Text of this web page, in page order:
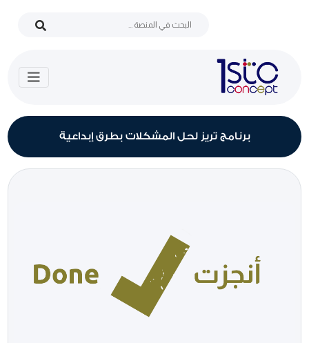
برنامج تريز لحل المشكلات بطرق إبداعية